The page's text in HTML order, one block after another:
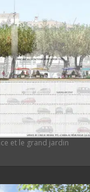
et le grand jardin